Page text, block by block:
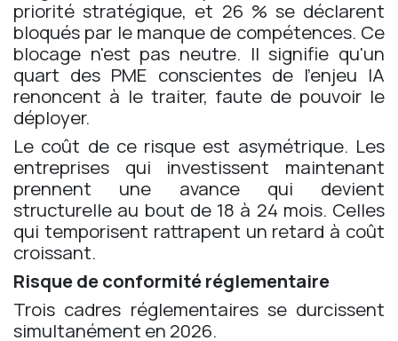
priorité stratégique, et 26 % se déclarent
bloqués par le manque de compétences. Ce
blocage n'est pas neutre. Il signifie qu'un
quart des PME conscientes de l'enjeu IA
renoncent à le traiter, faute de pouvoir le
déployer.
Le coût de ce risque est asymétrique. Les
entreprises qui investissent maintenant
prennent une avance qui devient
structurelle au bout de 18 à 24 mois. Celles
qui temporisent rattrapent un retard à coût
croissant.
Risque de conformité réglementaire
Trois cadres réglementaires se durcissent
simultanément en 2026.